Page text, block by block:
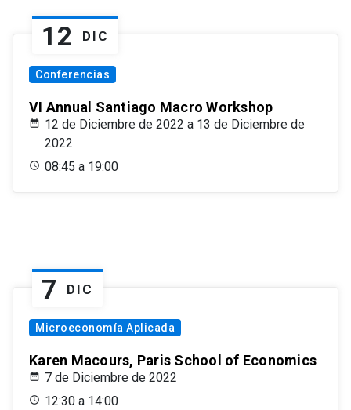
12 DIC
Conferencias
VI Annual Santiago Macro Workshop
12 de Diciembre de 2022 a 13 de Diciembre de
2022
08:45 a 19:00
7 DIC
Microeconomía Aplicada
Karen Macours, Paris School of Economics
7 de Diciembre de 2022
12:30 a 14:00